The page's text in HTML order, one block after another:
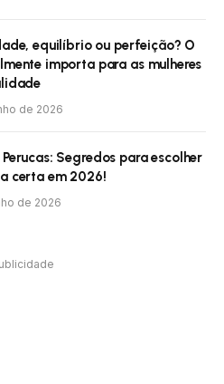
equilíbrio ou perfeição? O
importa para as mulheres
de 2026
Segredos para escolher
certa em 2026!
de 2026